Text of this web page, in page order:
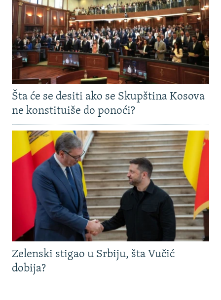
Šta će se desiti ako se Skupština Kosova
ne konstituiše do ponoći?
Zelenski stigao u Srbiju, šta Vučić
dobija?